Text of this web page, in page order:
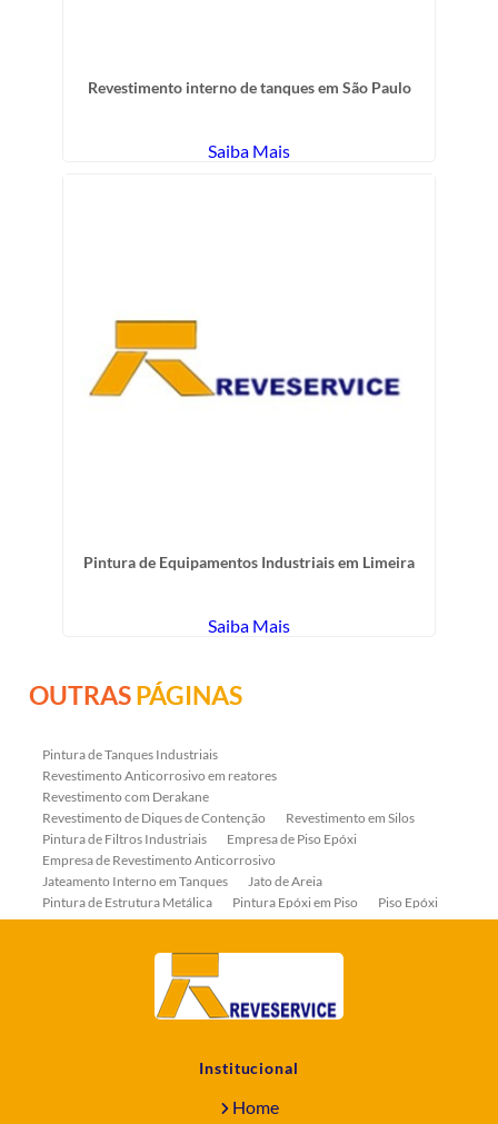
Revestimento interno de tanques em São Paulo
Saiba Mais
Pintura de Equipamentos Industriais em Limeira
Saiba Mais
OUTRASPÁGINAS
Pintura de Tanques Industriais
Revestimento Anticorrosivo em reatores
Revestimento com Derakane
Revestimento de Diques de Contenção
Revestimento em Silos
Pintura de Filtros Industriais
Empresa de Piso Epóxi
Empresa de Revestimento Anticorrosivo
Jateamento Interno em Tanques
Jato de Areia
Pintura de Estrutura Metálica
Pintura Epóxi em Piso
Piso Epóxi
Piso Epóxi Autonivelante
Revestimento E-coat em Serpentinas
Revestimentos Anticorrosivos em Trocadores de Calor
Revestimentos em Tanques
Revestimentos Fenólicos
Empresa Jateamento Abrasivo
Jateamento Abrasivo
Jateamento Abrasivo em Bombas
Jateamento Abrasivo Industrial
Institucional
Home